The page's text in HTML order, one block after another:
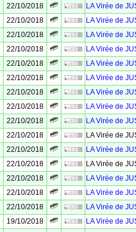
22/10/2018
LA Virée de
22/10/2018
LA Virée de
22/10/2018
LA Virée de
22/10/2018
LA Virée de
22/10/2018
LA Virée de
22/10/2018
LA Virée de
22/10/2018
LA Virée de
22/10/2018
LA Virée de
22/10/2018
LA Virée de
22/10/2018
LA Virée de
22/10/2018
LA Virée de
22/10/2018
LA Virée de
22/10/2018
LA Virée de
22/10/2018
LA Virée de
22/10/2018
LA Virée de
19/10/2018
LA Virée de